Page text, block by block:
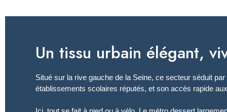
Un tissu urbain élégant,
Situé sur la rive gauche de la Seine, ce secteur séduit
établissements scolaires réputés, et son accès rapide